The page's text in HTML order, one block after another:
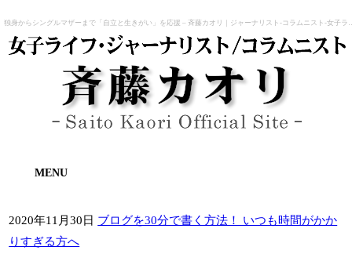
独身からシングルマザーまで「自立と生
MENU
2020年11月30日 ブログを30分で書く方法！ いつも時間がかか
りすぎる方へ